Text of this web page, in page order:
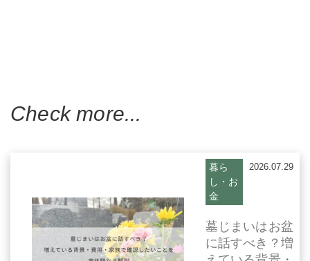
Check more...
暮ら
し・お
金
2026.07.29
墓じまいはお盆
に話すべき？増